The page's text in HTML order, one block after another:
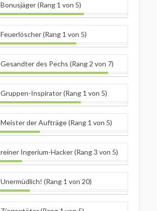
Bonusjäger (Rang 1 von 5)
Feuerlöscher (Rang 1 von 5)
Gesandter des Pechs (Rang 2 von 7)
Gruppen-Inspirator (Rang 1 von 5)
Meister der Aufträge (Rang 1 von 5)
reiner Ingerium-Hacker (Rang 3 von 5)
Unermüdlich! (Rang 1 von 20)